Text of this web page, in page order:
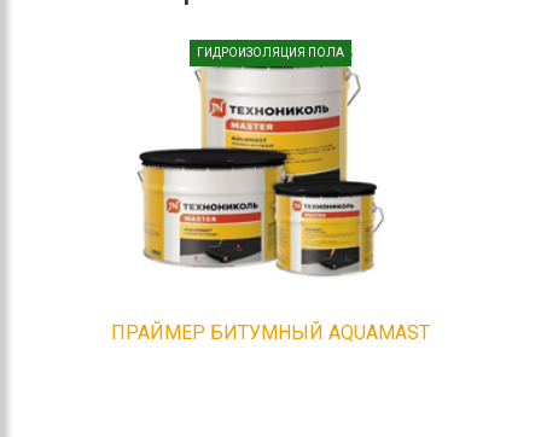
ГИДРОИЗОЛЯЦИЯ ПОЛА
ПРАЙМЕР БИТУМНЫЙ AQUAMAST